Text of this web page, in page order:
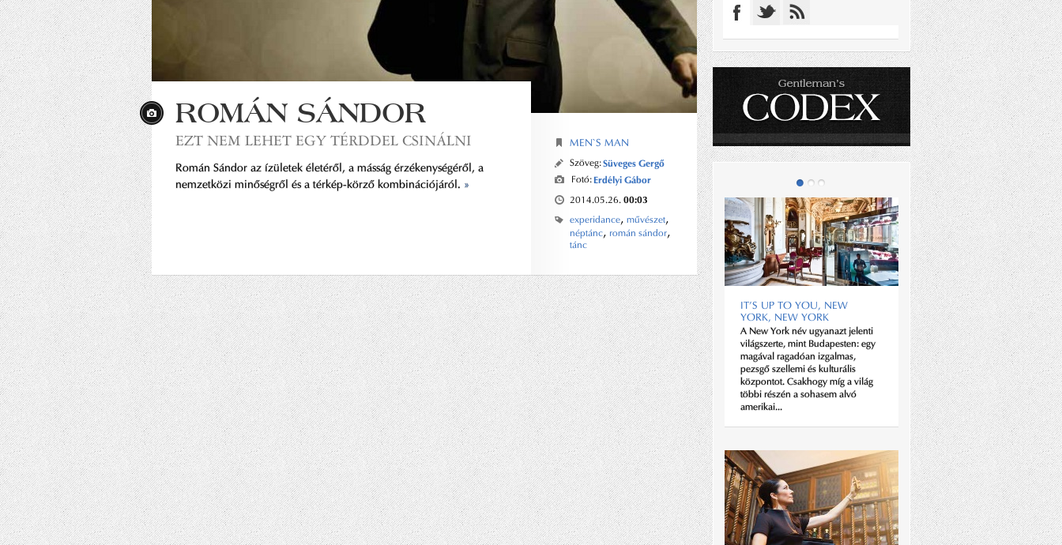
ROMÁN SÁNDOR
EZT NEM LEHET EGY TÉRDDEL CSINÁLNI
Román Sándor az ízületek életéről, a másság érzékenységéről, a
nemzetközi minőségről és a térkép-körző kombinációjáról. »
MEN`S MAN
Szöveg:Süveges Gergő
Fotó:Erdélyi Gábor
2014.05.26. 00:03
experidance, művészet,
néptánc, román sándor,
tánc
IT’S UP TO YOU, NEW
YORK, NEW YORK
A New York név ugyanazt jelenti
világszerte, mint Budapesten: egy
magával ragadóan izgalmas,
pezsgő szellemi és kulturális
központot. Csakhogy míg a világ
többi részén a sohasem alvó
amerikai...
SÁNDOR GYÖRGY
Az egyik bevásárlóközpont
kávézójának asztalánál pillantom
meg. Nem néz fel, dolgozik.
Gépelt lapot olvas, tollal beleír.
„Keresek egy embert” – lépek...